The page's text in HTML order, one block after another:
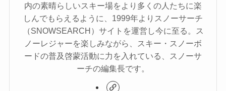
内の素晴らしいスキー場をより多くの人たちに楽
しんでもらえるように、1999年よりスノーサーチ
（SNOWSEARCH）サイトを運営し今に至る。ス
ノーレジャーを楽しみながら、スキー・スノーボ
ードの普及啓蒙活動に力を入れている、スノーサ
ーチの編集長です。